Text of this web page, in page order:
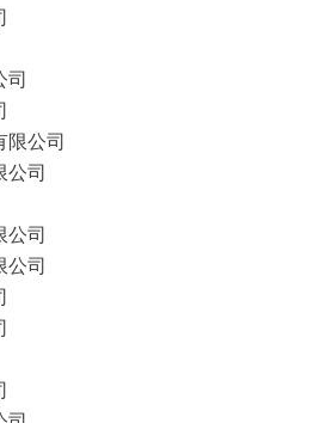
司
限公司
公司
公司
公司